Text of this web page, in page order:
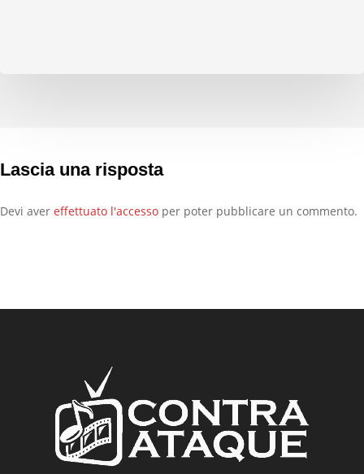
Lascia una risposta
Devi aver effettuato l'accesso per poter pubblicare un commento.